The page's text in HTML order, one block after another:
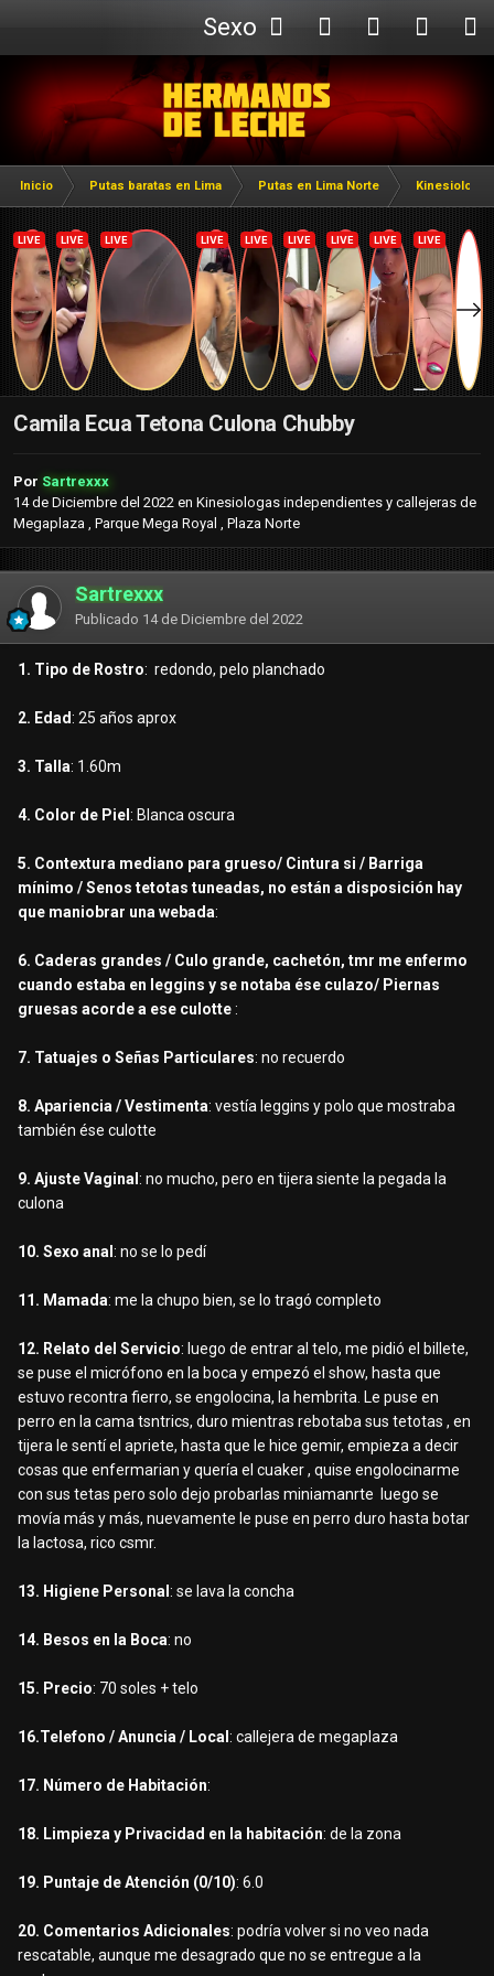
Sexo
Webcam
Inicio Putas baratas en Lima Putas en Lima Norte
Camila Ecua Tetona Culona Chubby
Por Sartrexxx
14 de Diciembre del 2022 en Kinesiologas independientes y callejeras de
Megaplaza , Parque Mega Royal , Plaza Norte
Sartrexxx
Publicado 14 de Diciembre del 2022
1. Tipo de Rostro: redondo, pelo planchado
2. Edad: 25 años aprox
3. Talla: 1.60m
4. Color de Piel : Blanca oscura
5. Contextura mediano para grueso/ Cintura si / Barriga
mínimo / Senos tetotas tuneadas, no están a disposición hay
que maniobrar una webada:
6. Caderas grandes / Culo grande, cachetón, tmr me enfermo
cuando estaba en leggins y se notaba ése culazo/ Piernas
gruesas acorde a ese culotte:
7. Tatuajes o Señas Particulares: no recuerdo
8. Apariencia / Vestimenta: vestía leggins y polo que mostraba
también ése culotte
9. Ajuste Vaginal : no mucho, pero en tijera siente la pegada la
culona
10. Sexo anal : no se lo pedí
11. Mamada: me la chupo bien, se lo tragó completo
12. Relato del Servicio: luego de entrar al telo, me pidió el billete,
se puse el micrófono en la boca y empezó el show, hasta que
estuvo recontra fierro, se engolocina, la hembrita. Le puse en
perro en la cama tsntrics, duro mientras rebotaba sus tetotas , en
tijera le sentí el apriete, hasta que le hice gemir, empieza a decir
cosas que enfermarian y quería el cuaker , quise engolocinarme
con sus tetas pero solo dejo probarlas miniamanrte luego se
movía más y más, nuevamente le puse en perro duro hasta botar
la lactosa, rico csmr.
13. Higiene Personal : se lava la concha
14. Besos en la Boca: no
15. Precio: 70 soles + telo
16.Telefono / Anuncia / Local : callejera de megaplaza
17. Número de Habitación:
18. Limpieza y Privacidad en la habitación: de la zona
19. Puntaje de Atención (0/10): 6.0
20. Comentarios Adicionales: podría volver si no veo nada
rescatable, aunque me desagrado que no se entregue a la